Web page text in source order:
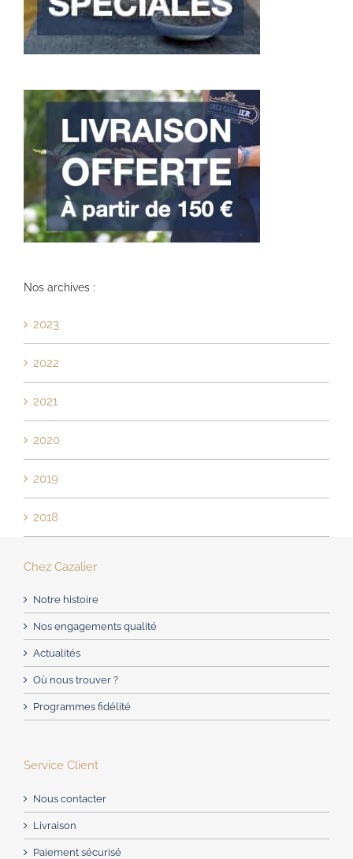
Nos archives :
2023
2022
2021
2020
2019
2018
Chez Cazalier
Notre histoire
Nos engagements qualité
Actualités
Où nous trouver ?
Programmes fidélité
Service Client
Nous contacter
Livraison
Paiement sécurisé